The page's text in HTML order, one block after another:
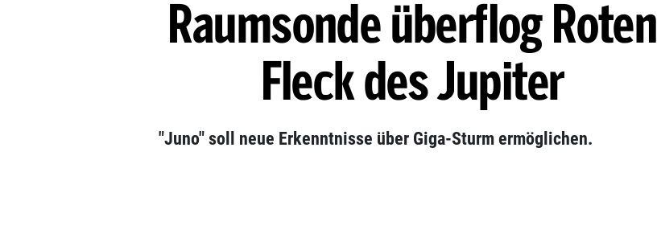
Raumsonde überflog Roten
Fleck des Jupiter
"Juno" soll neue Erkenntnisse über Giga-Sturm ermöglichen.